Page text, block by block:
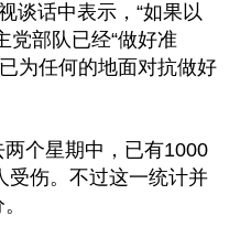
谈话中表示，“如果以
党部队已经“做好准
为任何的地面对抗做好
个星期中，已有1000
受伤。不过这一统计并